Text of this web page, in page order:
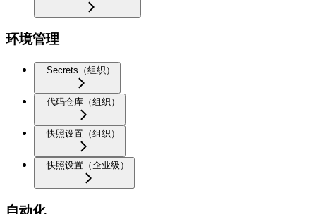
环境管理
Secrets（组织）
代码仓库（组织）
快照设置（组织）
快照设置（企业级）
自动化